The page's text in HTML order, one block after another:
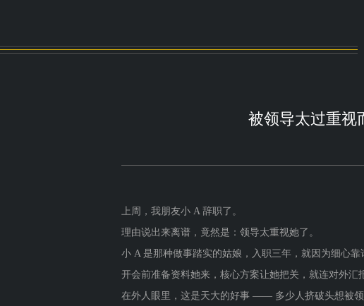
被领导太过重视
上周，我朋友小 A 辞职了。
理由说出来离谱，竟然是：领导太重视她了。
小 A 是那种做事踏实的姑娘，入职三年，就因为细心靠
开会前准备资料她来，核心方案让她把关，就连对外汇
在外人眼里，这是天大的好事 —— 多少人挤破头想被领